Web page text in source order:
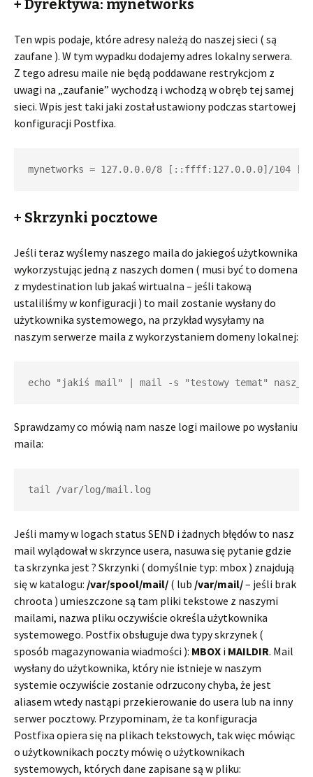
+ Dyrektywa: mynetworks
Ten wpis podaje, które adresy należą do naszej sieci ( są
zaufane ). W tym wypadku dodajemy adres lokalny serwera.
Z tego adresu maile nie będą poddawane restrykcjom z
uwagi na „zaufanie” wychodzą i wchodzą w obręb tej samej
sieci. Wpis jest taki jaki został ustawiony podczas startowej
konfiguracji Postfixa.
mynetworks = 127.0.0.0/8 [::ffff:127.0.0.0]/104
+ Skrzynki pocztowe
Jeśli teraz wyślemy naszego maila do jakiegoś użytkownika
wykorzystując jedną z naszych domen ( musi być to domena
z mydestination lub jakaś wirtualna – jeśli takową
ustaliliśmy w konfiguracji ) to mail zostanie wysłany do
użytkownika systemowego, na przykład wysyłamy na
naszym serwerze maila z wykorzystaniem domeny lokalnej:
echo "jakiś mail" | mail -s "testowy temat"
Sprawdzamy co mówią nam nasze logi mailowe po wysłaniu
maila:
tail /var/log/mail.log
Jeśli mamy w logach status SEND i żadnych błędów to nasz
mail wylądował w skrzynce usera, nasuwa się pytanie gdzie
ta skrzynka jest ? Skrzynki ( domyślnie typ: mbox ) znajdują
się w katalogu: /var/spool/mail/ ( lub /var/mail/– jeśli brak
chroota ) umieszczone są tam pliki tekstowe z naszymi
mailami, nazwa pliku oczywiście określa użytkownika
systemowego. Postfix obsługuje dwa typy skrzynek (
sposób magazynowania wiadmości ): MBOX i MAILDIR. Mail
wysłany do użytkownika, który nie istnieje w naszym
systemie oczywiście zostanie odrzucony chyba, że jest
aliasem wtedy nastąpi przekierowanie do usera lub na inny
serwer pocztowy. Przypominam, że ta konfiguracja
Postfixa opiera się na plikach tekstowych, tak więc mówiąc
o użytkownikach poczty mówię o użytkownikach
systemowych, których dane zapisane są w pliku: